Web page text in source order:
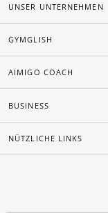
UNSER UNTERNEHMEN
GYMGLISH
AIMIGO COACH
BUSINESS
NÜTZLICHE LINKS